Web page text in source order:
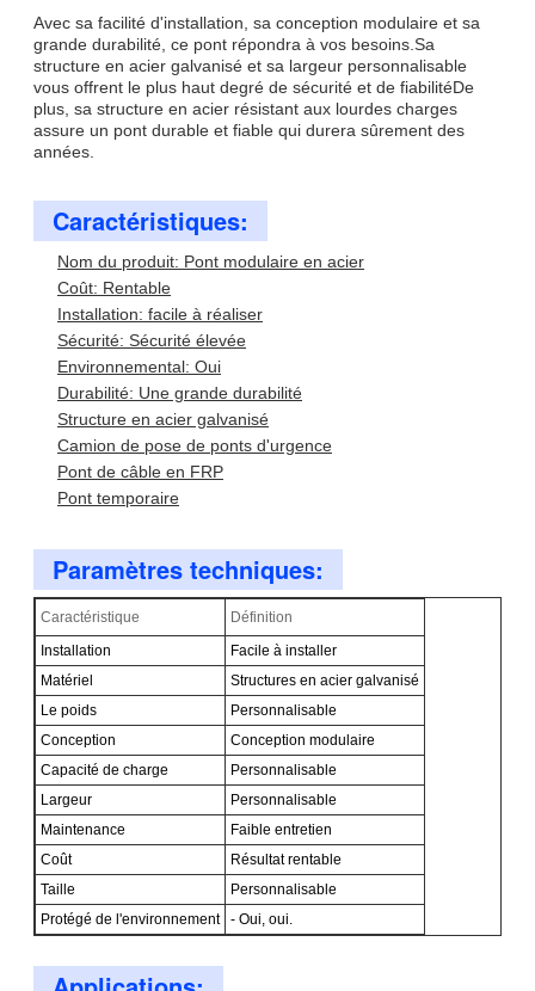
Avec sa facilité d'installation, sa conception modulaire et sa
grande durabilité, ce pont répondra à vos besoins.Sa
structure en acier galvanisé et sa largeur personnalisable
vous offrent le plus haut degré de sécurité et de fiabilitéDe
plus, sa structure en acier résistant aux lourdes charges
assure un pont durable et fiable qui durera sûrement des
années.
Caractéristiques:
Nom du produit: Pont modulaire en acier
Coût: Rentable
Installation: facile à réaliser
Sécurité: Sécurité élevée
Environnemental: Oui
Durabilité: Une grande durabilité
Structure en acier galvanisé
Camion de pose de ponts d'urgence
Pont de câble en FRP
Pont temporaire
Paramètres techniques:
Caractéristique
Définition
Installation
Facile à installer
Matériel
Structures en acier galvanisé
Le poids
Personnalisable
Conception
Conception modulaire
Capacité de charge
Personnalisable
Largeur
Personnalisable
Maintenance
Faible entretien
Coût
Résultat rentable
Taille
Personnalisable
Protégé de l'environnement
- Oui, oui.